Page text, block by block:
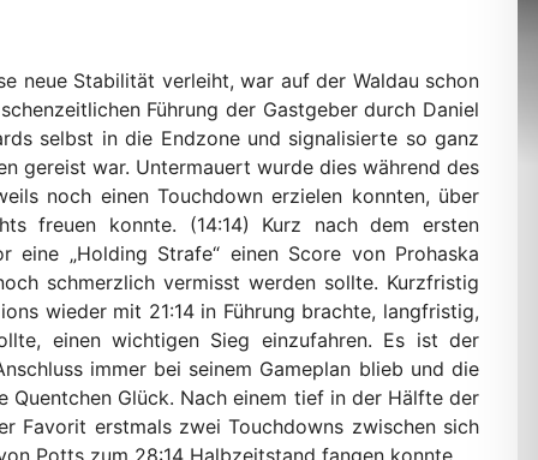
neue Stabilität verleiht, war auf der Waldau schon
Führung der Gastgeber durch Daniel
selbst in die Endzone und signalisierte so ganz
gereist war. Untermauert wurde dies während des
noch einen Touchdown erzielen konnten, über
freuen konnte. (14:14) Kurz nach dem ersten
„Holding Strafe“ einen Score von Prohaska
schmerzlich vermisst werden sollte. Kurzfristig
wieder mit 21:14 in Führung brachte, langfristig,
einen wichtigen Sieg einzufahren. Es ist der
immer bei seinem Gameplan blieb und die
Glück. Nach einem tief in der Hälfte der
Favorit erstmals zwei Touchdowns zwischen sich